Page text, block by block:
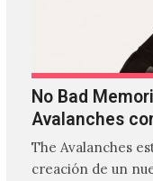
No Bad
Avalanches
The Avalanches
creación de un